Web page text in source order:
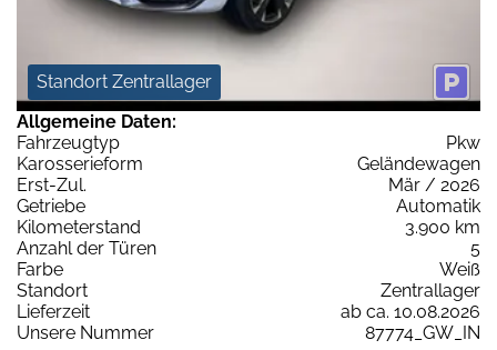
Standort Zentrallager
Allgemeine Daten:
Fahrzeugtyp
Pkw
Karosserieform
Geländewagen
Erst-Zul.
Mär / 2026
Getriebe
Automatik
Kilometerstand
3.900 km
Anzahl der Türen
5
Farbe
Weiß
Standort
Zentrallager
Lieferzeit
ab ca. 10.08.2026
Unsere Nummer
87774_GW_IN